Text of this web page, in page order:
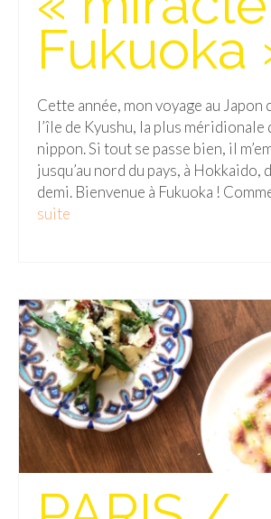
Fukuoka
Cette année, mon voyage au Japon
l’île de Kyushu, la plus méridionale
nippon. Si tout se passe bien, il
jusqu’au nord du pays, à Hokkaido,
demi. Bienvenue à Fukuoka !
suite­­